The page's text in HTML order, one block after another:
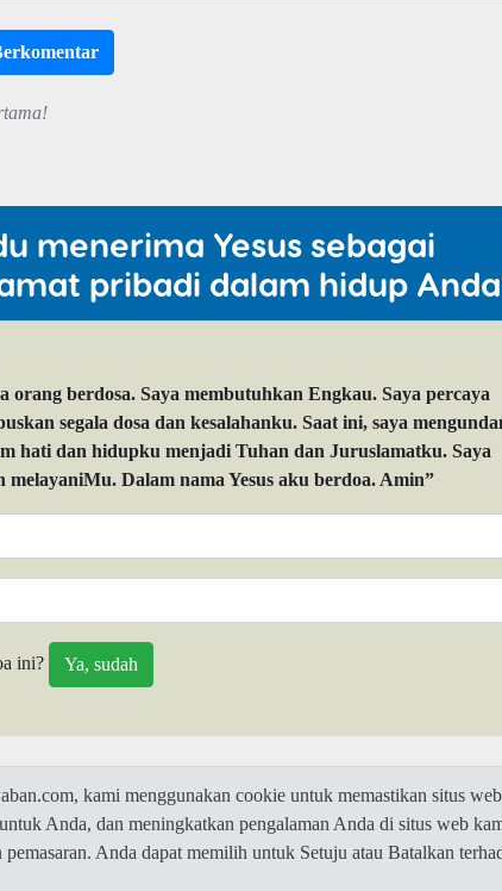
menerima Yesus sebagai
pribadi dalam hidup
orang berdosa. Saya membutuhkan Engkau. Saya percaya
segala dosa dan kesalahanku. Saat ini, saya
hati dan hidupku menjadi Tuhan dan Juruslamatku. Saya
Dalam nama Yesus aku berdoa. Amin”
ini?
kami menggunakan cookie untuk memastikan situs
Anda, dan meningkatkan pengalaman Anda di situs web
Anda dapat memilih untuk Setuju atau Batalkan
© 2026 Jawaban.com -Privacy Policy